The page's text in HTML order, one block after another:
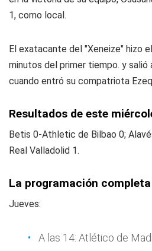
1, como local.
El exatacante del "Xeneize" hizo
minutos del primer tiempo. y salió
cuando entró su compatriota
Resultados de este
Betis 0-Athletic de Bilbao 0;
Real Valladolid 1.
La programación
Jueves:
A las 14: Atlético de